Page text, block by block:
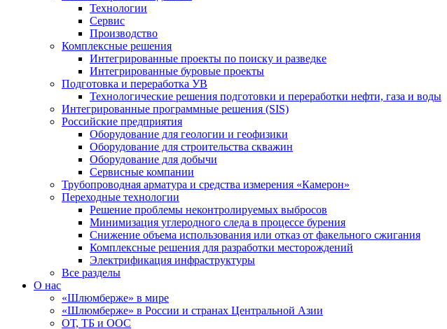
Технологии
Сервис
Производство
Комплексные решения
Интегрированные проекты по поиску и разведке
Интегрированные буровые проекты
Подготовка и переработка УВ
Технологические решения подготовки и переработки нефти, газа и воды
Интегрированные программные решения (SIS)
Российские предприятия
Оборудование для геологии и геофизики
Оборудование для строительства скважин
Оборудование для добычи
Сервисные компании
Трубопроводная арматура и средства измерения «Камерон»
Переходные технологии
Решение проблемы неконтролируемых выбросов
Минимизация углеродного следа в процессе бурения
Снижение объема использования или отказ от факельного сжигания
Комплексные решения для разработки месторождений
Электрификация инфраструктуры
Все разделы
О нас
«Шлюмберже» в мире
«Шлюмберже» в России и странах Центральной Азии
ОТ, ТБ и ООС